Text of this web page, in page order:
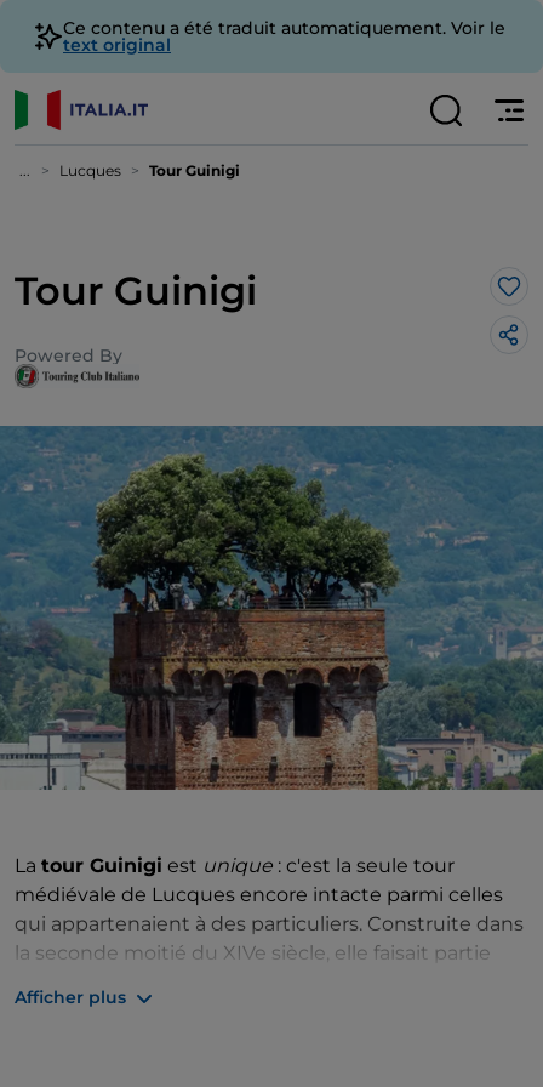
Ce contenu a été traduit automatiquement. Voir le
text original
... Lucques Tour Guinigi
Tour Guinigi
Powered By
La tour Guinigi est unique : c'est la seule tour
médiévale de Lucques encore intacte parmi celles
qui appartenaient à des particuliers. Construite dans
la seconde moitié du XIVe siècle, elle faisait partie
regroupant des immeubles préexistants et utilisé
Afficher plus